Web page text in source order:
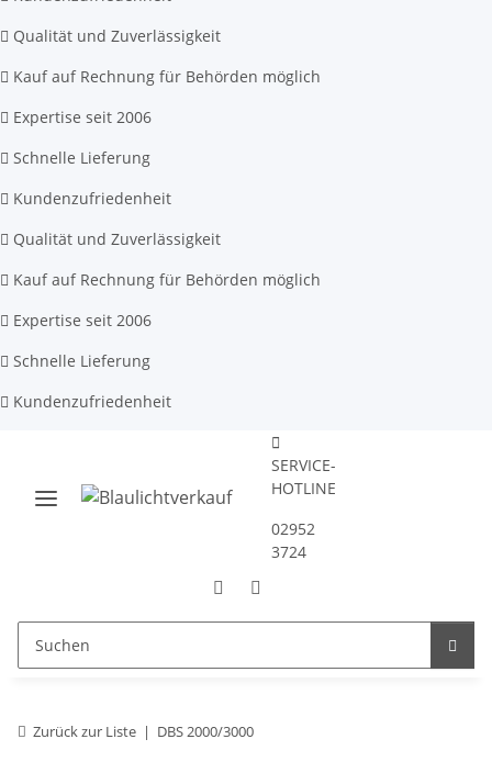
Qualität und Zuverlässigkeit
Kauf auf Rechnung für Behörden möglich
Expertise seit 2006
Schnelle Lieferung
Kundenzufriedenheit
Qualität und Zuverlässigkeit
Kauf auf Rechnung für Behörden möglich
Expertise seit 2006
Schnelle Lieferung
Kundenzufriedenheit
SERVICE-
HOTLINE
02952
3724
Zurück zur Liste DBS 2000/3000